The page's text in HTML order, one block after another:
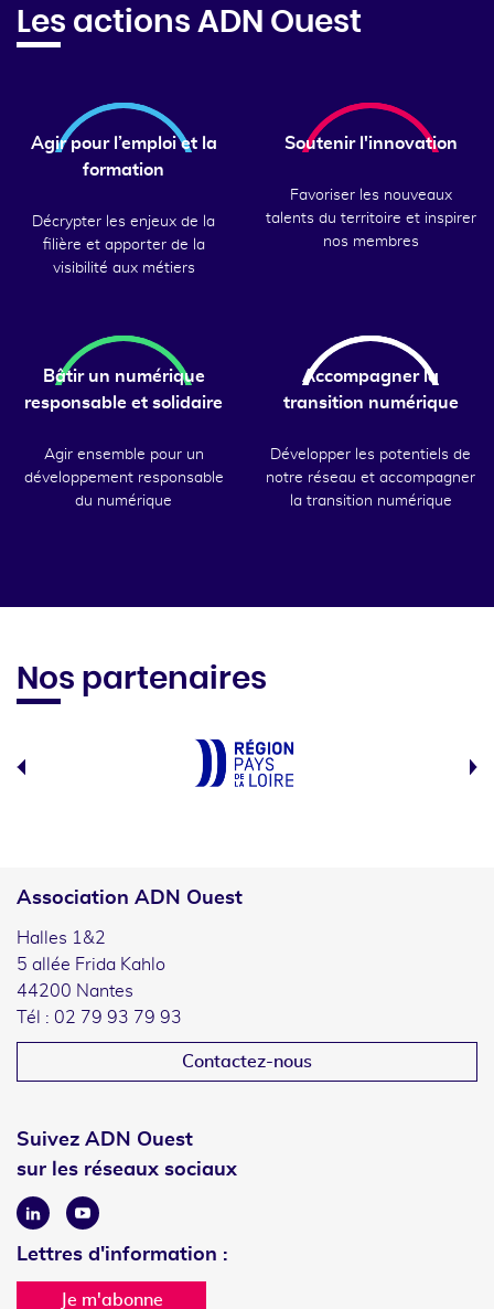
Les actions ADN Ouest
Agir pour l’emploi et la
formation
Décrypter les enjeux de la
filière et apporter de la
visibilité aux métiers
Soutenir l'innovation
Favoriser les nouveaux
talents du territoire et inspirer
nos membres
Bâtir un numérique
responsable et solidaire
Agir ensemble pour un
développement responsable
du numérique
Accompagner la
transition numérique
Développer les potentiels de
notre réseau et accompagner
la transition numérique
Nos partenaires
Association ADN Ouest
Halles 1&2
5 allée Frida Kahlo
44200 Nantes
Tél : 02 79 93 79 93
Contactez-nous
Suivez ADN Ouest
sur les réseaux sociaux
LinkedinYoutube
Lettres d'information :
Je m'abonne